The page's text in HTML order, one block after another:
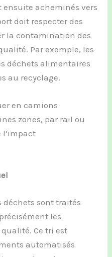
ensuite acheminés vers
doit respecter des
la contamination des
Par exemple, les
déchets alimentaires
au recyclage.
en camions
zones, par rail ou
déchets sont traités
les
Ce tri est
automatisés